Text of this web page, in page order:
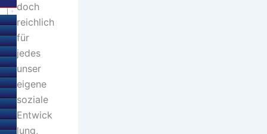
doch
reichlich
für
jedes
unser
eigene
soziale
Entwick
lung,